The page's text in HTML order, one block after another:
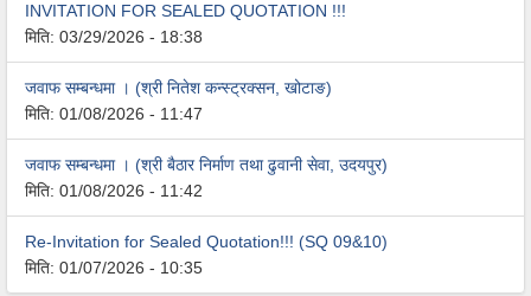
INVITATION FOR SEALED QUOTATION !!!
मिति: 03/29/2026 - 18:38
जवाफ सम्बन्धमा । (श्री नितेश कन्स्ट्रक्सन, खोटाङ)
मिति: 01/08/2026 - 11:47
जवाफ सम्बन्धमा । (श्री बैठार निर्माण तथा ढुवानी सेवा, उदयपुर)
मिति: 01/08/2026 - 11:42
Re-Invitation for Sealed Quotation!!! (SQ 09&10)
मिति: 01/07/2026 - 10:35